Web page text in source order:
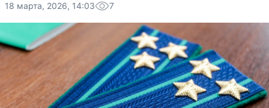
18 марта, 2026, 14:03 7